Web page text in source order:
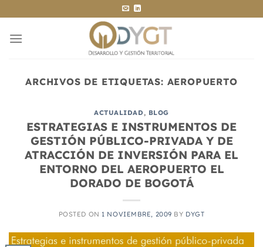
al
contenido
ARCHIVOS DE ETIQUETAS: AEROPUERTO
ACTUALIDAD, BLOG
ESTRATEGIAS E INSTRUMENTOS DE
GESTIÓN PÚBLICO-PRIVADA Y DE
ATRACCIÓN DE INVERSIÓN PARA EL
ENTORNO DEL AEROPUERTO EL
DORADO DE BOGOTÁ
POSTED ON 1 NOVIEMBRE, 2009 BY DYGT